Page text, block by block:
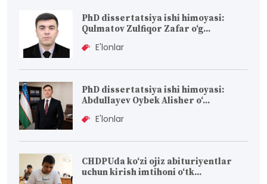
PhD dissertatsiya ishi himoyasi:
Qulmatov Zulfiqor Zafar o‘g...
E'lonlar
PhD dissertatsiya ishi himoyasi:
Abdullayev Oybek Alisher o‘...
E'lonlar
CHDPUda ko‘zi ojiz abituriyentlar
uchun kirish imtihoni o‘tk...